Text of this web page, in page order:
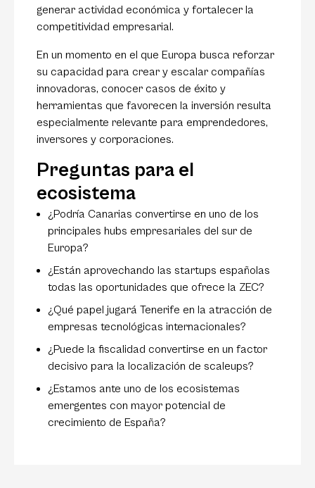
generar actividad económica y fortalecer la
competitividad empresarial.
En un momento en el que Europa busca reforzar
su capacidad para crear y escalar compañías
innovadoras, conocer casos de éxito y
herramientas que favorecen la inversión resulta
especialmente relevante para emprendedores,
inversores y corporaciones.
Preguntas para el
ecosistema
¿Podría Canarias convertirse en uno de los
principales hubs empresariales del sur de
Europa?
¿Están aprovechando las startups españolas
todas las oportunidades que ofrece la ZEC?
¿Qué papel jugará Tenerife en la atracción de
empresas tecnológicas internacionales?
¿Puede la fiscalidad convertirse en un factor
decisivo para la localización de scaleups?
¿Estamos ante uno de los ecosistemas
emergentes con mayor potencial de
crecimiento de España?